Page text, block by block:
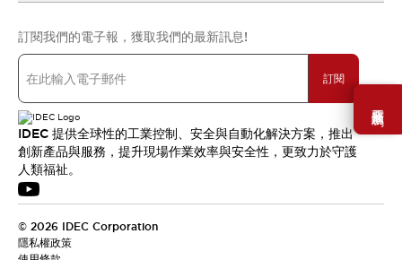
需要幫助嗎？
訂閱我們的電子報，獲取我們的最新訊息!
訂閱
IDEC 提供全球性的工業控制、安全與自動化解決方案，推出
創新產品與服務，提升現場作業效率與安全性，更致力於守護
人類福祉。
© 2026 IDEC Corporation
隱私權政策